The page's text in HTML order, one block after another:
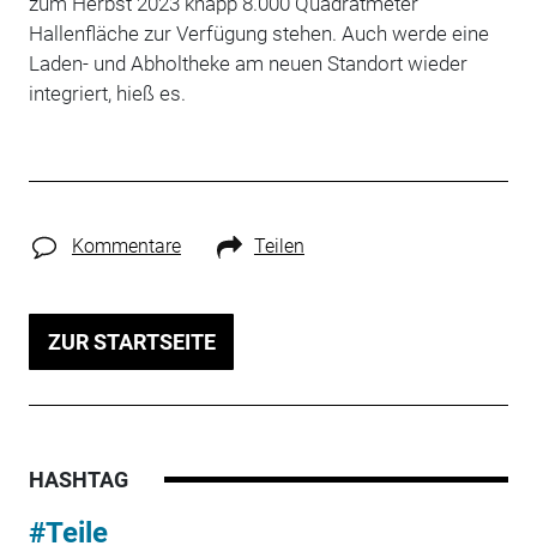
Hallenfläche zur Verfügung stehen. Auch werde eine
Laden- und Abholtheke am neuen Standort wieder
integriert, hieß es.
Kommentare Teilen
ZUR STARTSEITE
HASHTAG
#Teile